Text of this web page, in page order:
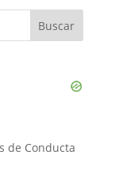
de Conducta